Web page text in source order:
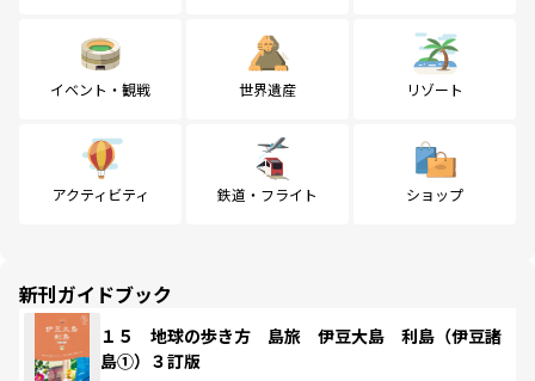
イベント・観戦 世界遺産 リゾート
アクティビティ 鉄道・フライト ショップ
新刊ガイドブック
１５ 地球の歩き方 島旅 伊豆大島 利島（伊豆諸
島①）３訂版